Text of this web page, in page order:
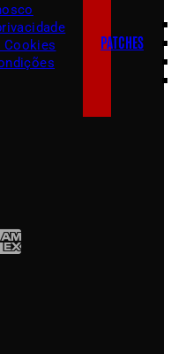
PATCHES
Cookies